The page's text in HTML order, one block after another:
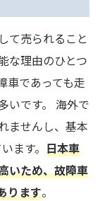
て売られること
な理由のひとつ
車であっても走
いです。 海外で
ませんし、基本
ます。 日本車
いため、故障車
ります。